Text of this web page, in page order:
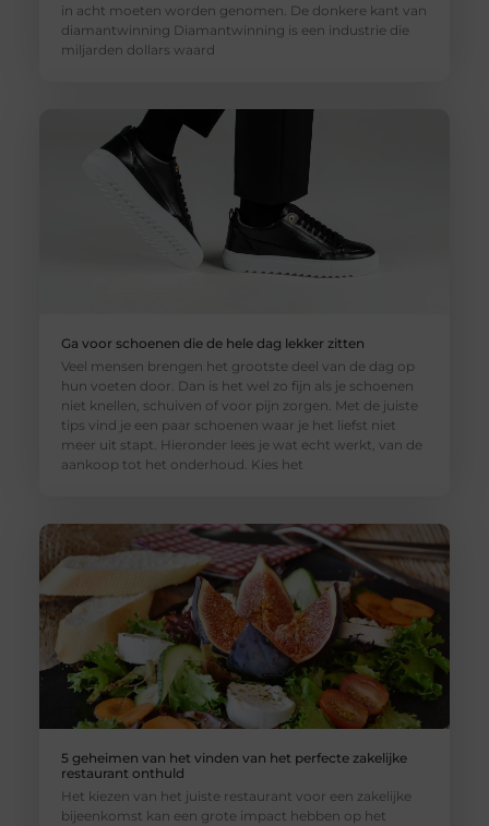
in acht moeten worden genomen. De donkere kant van
diamantwinning Diamantwinning is een industrie die
miljarden dollars waard
Ga voor schoenen die de hele dag lekker zitten
Veel mensen brengen het grootste deel van de dag op
hun voeten door. Dan is het wel zo fijn als je schoenen
niet knellen, schuiven of voor pijn zorgen. Met de juiste
tips vind je een paar schoenen waar je het liefst niet
meer uit stapt. Hieronder lees je wat echt werkt, van de
aankoop tot het onderhoud. Kies het
5 geheimen van het vinden van het perfecte zakelijke
restaurant onthuld
Het kiezen van het juiste restaurant voor een zakelijke
bijeenkomst kan een grote impact hebben op het